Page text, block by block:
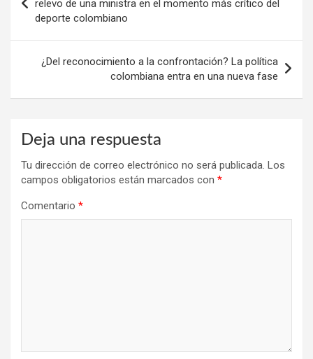
entradas
relevo de una ministra en el momento más crítico del
deporte colombiano
¿Del reconocimiento a la confrontación? La política
colombiana entra en una nueva fase
Deja una respuesta
Tu dirección de correo electrónico no será publicada. Los
campos obligatorios están marcados con *
Comentario *